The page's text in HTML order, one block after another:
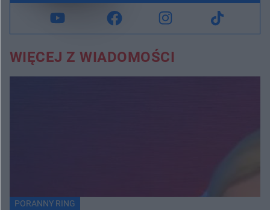
WIĘCEJ Z WIADOMOŚCI
PORANNY RING